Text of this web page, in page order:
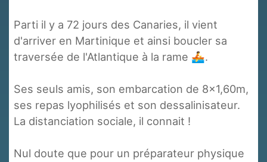
Parti il y a 72 jours des Canaries, il vient
d'arriver en Martinique et ainsi boucler sa
traversée de l'Atlantique à la rame 🚣.
Ses seuls amis, son embarcation de 8x1,60m,
ses repas lyophilisés et son dessalinisateur.
La distanciation sociale, il connait !
Nul doute que pour un préparateur physique